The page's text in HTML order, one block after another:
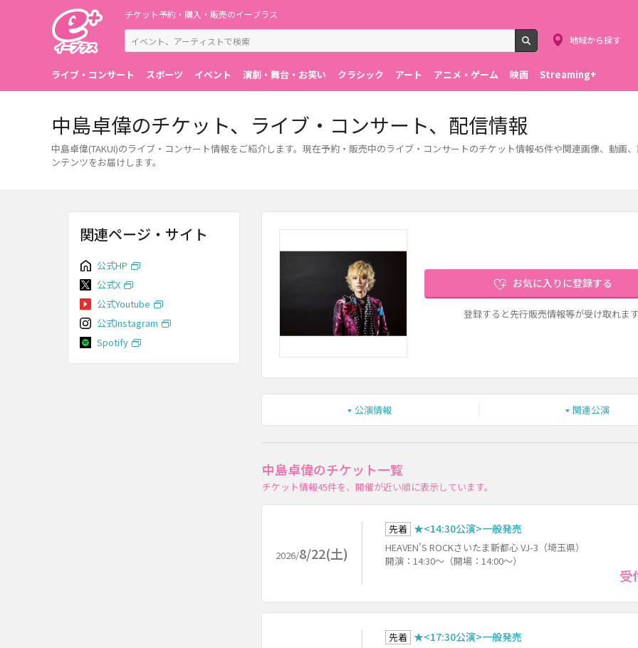
チケット予約・購入・販売のイープラス
検索
地域から探す
ライブ・コンサート スポーツ イベント 演劇・舞台・お笑い クラシック アート アニメ・ゲーム 映画 Streaming+
中島卓偉のチケット、ライブ・コンサート、配信情報
中島卓偉(TAKUI)のライブ・コンサート情報をご紹介します。現在予約・販売中のライブ・コンサートのチケット情報45件や関連画像、動画
ンテンツをお届けします。
お気に入りに登録する
登録すると先行販売情報等が受け取れま
公演情報 関連公演
中島卓偉のチケット一覧
チケット情報45件を、開催が近い順に表示しています。
2026/8/22(土)
先着 ★<14:30公演>一般発売
HEAVEN’S ROCKさいたま新都心 VJ-3（埼玉県）
開演：14:30～（開場：14:00～）
受
先着 ★<17:30公演>一般発売
関連ページ・サイト
公式HP
公式X
公式Youtube
公式Instagram
Spotify